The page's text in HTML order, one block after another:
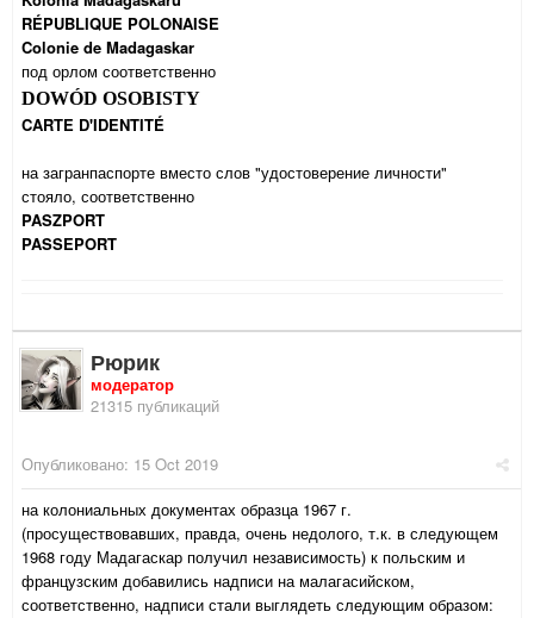
RÉPUBLIQUE POLONAISE
Colonie de Madagaskar
под орлом соответственно
DOWÓD OSOBISTY
CARTE D'IDENTITÉ
на загранпаспорте вместо слов "удостоверение личности"
стояло, соответственно
PASZPORT
PASSEPORT
Рюрик
модератор
21315 публикаций
Опубликовано: 15 Oct 2019
на колониальных документах образца 1967 г.
(просуществовавших, правда, очень недолого, т.к. в следующем
1968 году Мадагаскар получил независимость) к польским и
французским добавились надписи на малагасийском,
соответственно, надписи стали выглядеть следующим образом: